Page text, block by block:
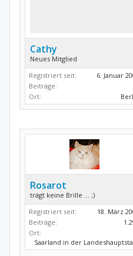
Cathy
Neues Mitglied
Registriert seit:
6. Januar
Beiträge:
Ort:
Rosarot
trägt keine Brille ... ;)
Registriert seit:
18. März
Beiträge:
Ort:
Saarland in der